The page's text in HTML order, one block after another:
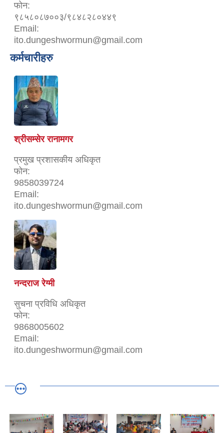
फोन:
९८५८०८७००३/९८४८२८०४४९
Email:
ito.dungeshwormun@gmail.com
कर्मचारीहरु
श्रीसम्सेर रानामगर
प्रमुख प्रशासकीय अधिकृत
फोन:
9858039724
Email:
ito.dungeshwormun@gmail.com
नन्दराज रेग्मी
सुचना प्रविधि ‌अधिकृत
फोन:
9868005602
Email:
ito.dungeshwormun@gmail.com